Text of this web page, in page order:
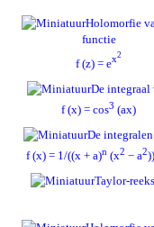
Holomorfie
functie
f (z) = ex2
De integraal
f (x) = cos3 (ax)
De
f (x) = 1/((x + a)n(x2 − a2))
Taylor-